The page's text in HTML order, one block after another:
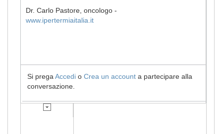
Dr. Carlo Pastore, oncologo -
www.ipertermiaitalia.it
Si prega Accedi o Crea un account a partecipare alla
conversazione.